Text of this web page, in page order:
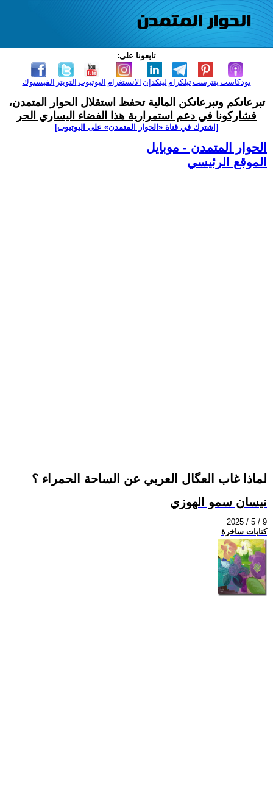
تابعونا على:
الفيسبوك التويتر اليوتيوب الانستغرام لينكدإن تيلكرامبنترست بودكاست
تبرعاتكم وتبرعاتكن المالية تحفظ استقلال الحوار المتمدن،
فشاركونا في دعم استمرارية هذا الفضاء اليساري الحر
[اشترك في قناة ‫«الحوار المتمدن» على اليوتيوب]
الحوار المتمدن - موبايل
الموقع الرئيسي
لماذا غاب العگال العربي عن الساحة الحمراء ؟
نيسان سمو الهوزي
2025 / 5 / 9
كتابات ساخرة